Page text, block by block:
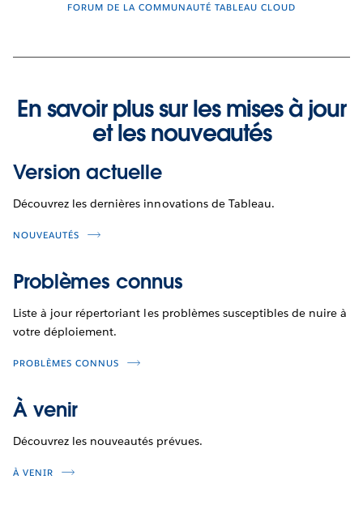
FORUM DE LA COMMUNAUTÉ TABLEAU CLOUD
En savoir plus sur les mises à jour
et les nouveautés
Version actuelle
Découvrez les dernières innovations de Tableau.
NOUVEAUTÉS
Problèmes connus
Liste à jour répertoriant les problèmes susceptibles de nuire à
votre déploiement.
PROBLÈMES CONNUS
À venir
Découvrez les nouveautés prévues.
À VENIR